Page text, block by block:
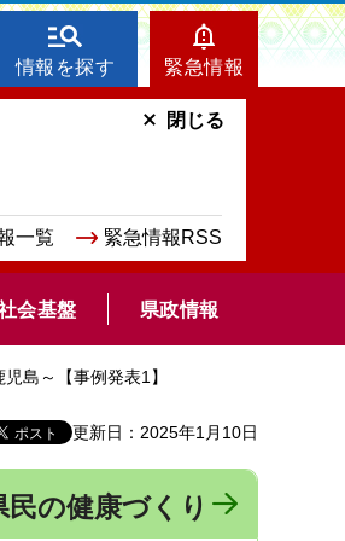
情報を探す 緊急情報
一覧 緊急情報RSS
閉じる
会基盤 県政情報
島～【事例発表1】
更新日：2025年1月10日
民の健康づくり